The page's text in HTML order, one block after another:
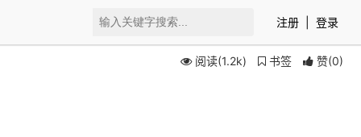
注册 登录
阅读(1.2k) 书签 赞(0)